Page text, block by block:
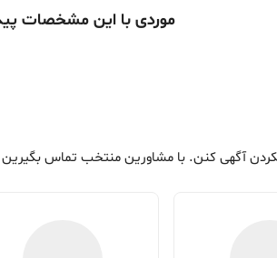
موردی با این مشخصات
آگهی کنن. با مشاورین منتخب تماس بگیرین